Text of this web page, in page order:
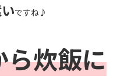
ですね♪
炊飯に